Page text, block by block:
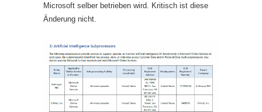
Microsoft selber betrieben wird. Kritisch ist diese
Änderung nicht.